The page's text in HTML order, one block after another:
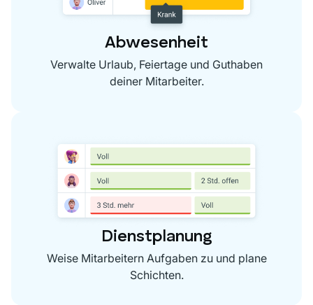
Abwesenheit
Verwalte Urlaub, Feiertage und Guthaben
deiner Mitarbeiter.
Dienstplanung
Weise Mitarbeitern Aufgaben zu und plane
Schichten.